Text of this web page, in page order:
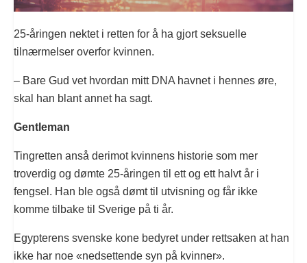
25-åringen nektet i retten for å ha gjort seksuelle
tilnærmelser overfor kvinnen.
– Bare Gud vet hvordan mitt DNA havnet i hennes øre,
skal han blant annet ha sagt.
Gentleman
Tingretten anså derimot kvinnens historie som mer
troverdig og dømte 25-åringen til ett og ett halvt år i
fengsel. Han ble også dømt til utvisning og får ikke
komme tilbake til Sverige på ti år.
Egypterens svenske kone bedyret under rettsaken at han
ikke har noe «nedsettende syn på kvinner».